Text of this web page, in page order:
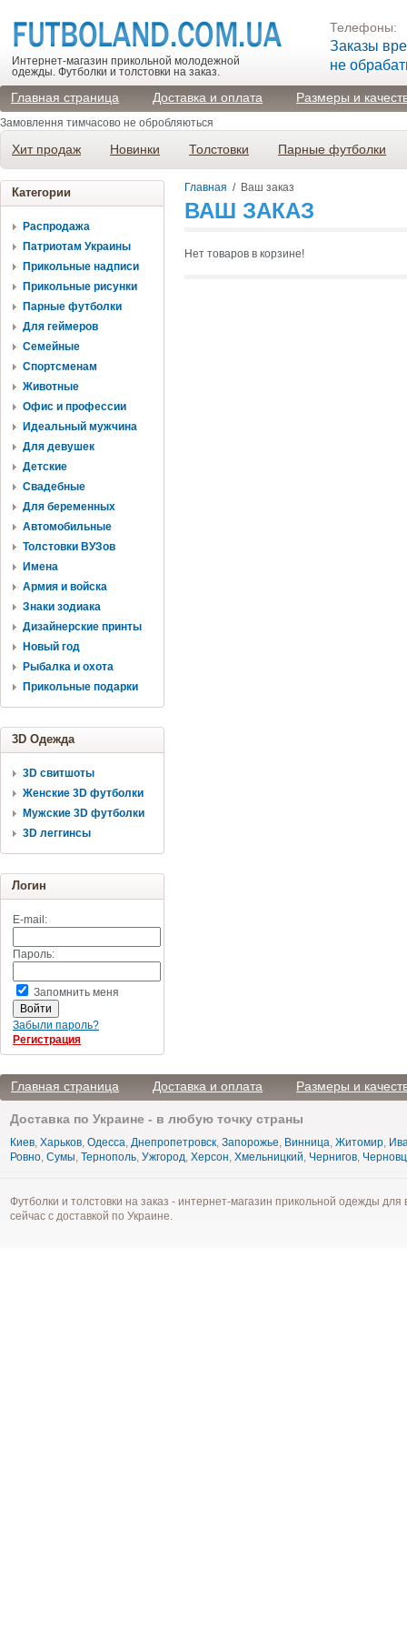
Интернет-магазин прикольной молодежной
одежды. Футболки и толстовки на заказ.
Телефоны:
Заказы
не
Главная страница Доставка и оплата Размеры и
Замовлення тимчасово не обробляються
Хит продаж Новинки Толстовки Парные футболки
Категории
Распродажа
Патриотам Украины
Прикольные надписи
Прикольные рисунки
Парные футболки
Для геймеров
Семейные
Спортсменам
Животные
Офис и профессии
Идеальный мужчина
Для девушек
Детские
Свадебные
Для беременных
Автомобильные
Толстовки ВУЗов
Имена
Армия и войска
Знаки зодиака
Дизайнерские принты
Новый год
Рыбалка и охота
Прикольные подарки
3D Одежда
3D свитшоты
Женские 3D футболки
Мужские 3D футболки
3D леггинсы
Логин
E-mail:
Пароль:
Запомнить меня
Забыли пароль?
Регистрация
Главная / Ваш заказ
ВАШ ЗАКАЗ
Нет товаров в корзине!
Главная страница Доставка и оплата Размеры и
Доставка по Украине - в любую точку страны
Киев, Харьков, Одесса, Днепропетровск, Запорожье, Винница, Житомир,
Ровно, Сумы, Тернополь, Ужгород, Херсон, Хмельницкий, Чернигов,
Футболки и толстовки на заказ - интернет-магазин прикольной одежды
сейчас с доставкой по Украине.